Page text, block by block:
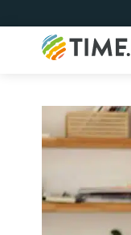
Timely